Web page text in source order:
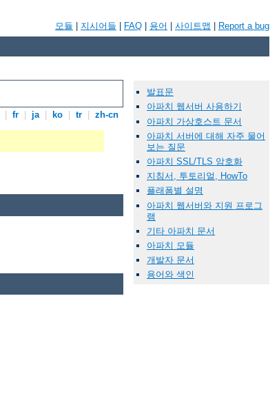
모듈 지시어들 FAQ 용어 사이트맵 Report a bug
fr ja ko tr zh-cn
발표문
아파치 웹서버 사용하기
아파치 가상호스트 문서
아파치 서버에 대해 자주 물어
보는 질문
아파치 SSL/TLS 암호화
지침서, 투토리얼, HowTo
플래폼별 설명
아파치 웹서버와 지원 프로그
램
기타 아파치 문서
아파치 모듈
개발자 문서
용어와 색인